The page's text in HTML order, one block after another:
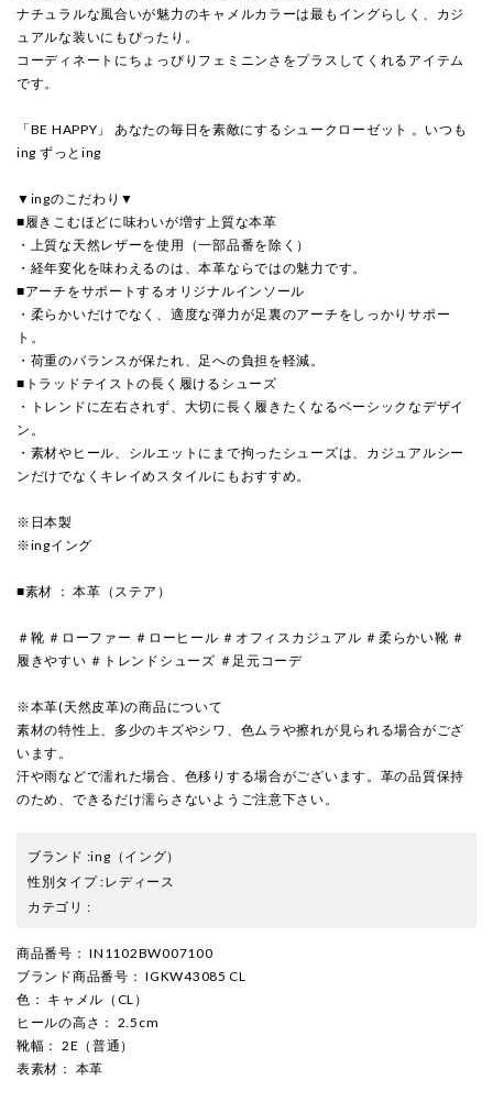
ナチュラルな風合いが魅力のキャメルカラーは最もイングらしく、カジ
ュアルな装いにもぴったり。
コーディネートにちょっぴりフェミニンさをプラスしてくれるアイテム
です。
「BE HAPPY」 あなたの毎日を素敵にするシュークローゼット 。いつも
ing ずっとing
▼ingのこだわり▼
■履きこむほどに味わいが増す上質な本革
・上質な天然レザーを使用（一部品番を除く）
・経年変化を味わえるのは、本革ならではの魅力です。
■アーチをサポートするオリジナルインソール
・柔らかいだけでなく、適度な弾力が足裏のアーチをしっかりサポー
ト。
・荷重のバランスが保たれ、足への負担を軽減。
■トラッドテイストの長く履けるシューズ
・トレンドに左右されず、大切に長く履きたくなるベーシックなデザイ
ン。
・素材やヒール、シルエットにまで拘ったシューズは、カジュアルシー
ンだけでなくキレイめスタイルにもおすすめ。
※日本製
※ingイング
■素材 ： 本革（ステア）
＃靴 ＃ローファー ＃ローヒール ＃オフィスカジュアル ＃柔らかい靴 ＃
履きやすい ＃トレンドシューズ ＃足元コーデ
※本革(天然皮革)の商品について
素材の特性上、多少のキズやシワ、色ムラや擦れが見られる場合がござ
います。
汗や雨などで濡れた場合、色移りする場合がございます。革の品質保持
のため、できるだけ濡らさないようご注意下さい。
ブランド :ing （イング）
性別タイプ:レディース
カテゴリ :
商品番号 ： IN1102BW007100
ブランド商品番号 ： IGKW43085 CL
色 ： キャメル（CL）
ヒールの高さ ： 2.5cm
靴幅 ： 2E（普通）
表素材 ： 本革